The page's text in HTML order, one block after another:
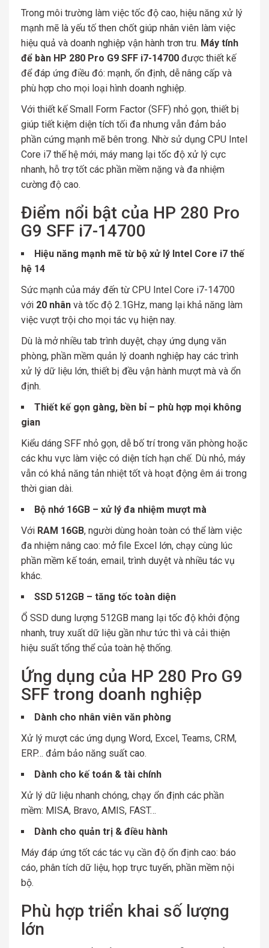
Trong môi trường làm việc tốc độ cao, hiệu năng xử lý
mạnh mẽ là yếu tố then chốt giúp nhân viên làm việc
hiệu quả và doanh nghiệp vận hành trơn tru. Máy tính
để bàn HP 280 Pro G9 SFF i7-14700 được thiết kế
để đáp ứng điều đó: mạnh, ổn định, dễ nâng cấp và
phù hợp cho mọi loại hình doanh nghiệp.
Với thiết kế Small Form Factor (SFF) nhỏ gọn, thiết bị
giúp tiết kiệm diện tích tối đa nhưng vẫn đảm bảo
phần cứng mạnh mẽ bên trong. Nhờ sử dụng CPU Intel
Core i7 thế hệ mới, máy mang lại tốc độ xử lý cực
nhanh, hỗ trợ tốt các phần mềm nặng và đa nhiệm
cường độ cao.
Điểm nổi bật của HP 280 Pro
G9 SFF i7-14700
Hiệu năng mạnh mẽ từ bộ xử lý Intel Core i7 thế
hệ 14
Sức mạnh của máy đến từ CPU Intel Core i7-14700
với 20 nhân và tốc độ 2.1GHz, mang lại khả năng làm
việc vượt trội cho mọi tác vụ hiện nay.
Dù là mở nhiều tab trình duyệt, chạy ứng dụng văn
phòng, phần mềm quản lý doanh nghiệp hay các trình
xử lý dữ liệu lớn, thiết bị đều vận hành mượt mà và ổn
định.
Thiết kế gọn gàng, bền bỉ – phù hợp mọi không
gian
Kiểu dáng SFF nhỏ gọn, dễ bố trí trong văn phòng hoặc
các khu vực làm việc có diện tích hạn chế. Dù nhỏ, máy
vẫn có khả năng tản nhiệt tốt và hoạt động êm ái trong
thời gian dài.
Bộ nhớ 16GB – xử lý đa nhiệm mượt mà
Với RAM 16GB, người dùng hoàn toàn có thể làm việc
đa nhiệm nâng cao: mở file Excel lớn, chạy cùng lúc
phần mềm kế toán, email, trình duyệt và nhiều tác vụ
khác.
SSD 512GB – tăng tốc toàn diện
Ổ SSD dung lượng 512GB mang lại tốc độ khởi động
nhanh, truy xuất dữ liệu gần như tức thì và cải thiện
hiệu suất tổng thể của toàn hệ thống.
Ứng dụng của HP 280 Pro G9
SFF trong doanh nghiệp
Dành cho nhân viên văn phòng
Xử lý mượt các ứng dụng Word, Excel, Teams, CRM,
ERP… đảm bảo năng suất cao.
Dành cho kế toán & tài chính
Xử lý dữ liệu nhanh chóng, chạy ổn định các phần
mềm: MISA, Bravo, AMIS, FAST…
Dành cho quản trị & điều hành
Máy đáp ứng tốt các tác vụ cần độ ổn định cao: báo
cáo, phân tích dữ liệu, họp trực tuyến, phần mềm nội
bộ.
Phù hợp triển khai số lượng
lớn